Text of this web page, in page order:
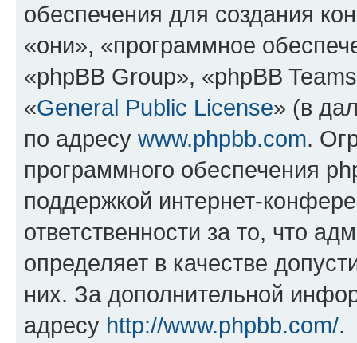
обеспечения для создания
«они», «программное
«phpBB Group», «phpBB
«General Public License» (в
по адресу www.phpbb.com.
программного обеспечения
поддержкой интернет-
ответственности за то, что
определяет в качестве
них. За дополнительной
адресу http://www.phpbb.com/.